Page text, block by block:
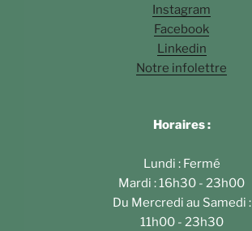
Instagram
Facebook
Linkedin
Notre infolettre
Horaires :
Lundi : Fermé
Mardi : 16h30 - 23h00
Du Mercredi au Samedi :
11h00 - 23h30